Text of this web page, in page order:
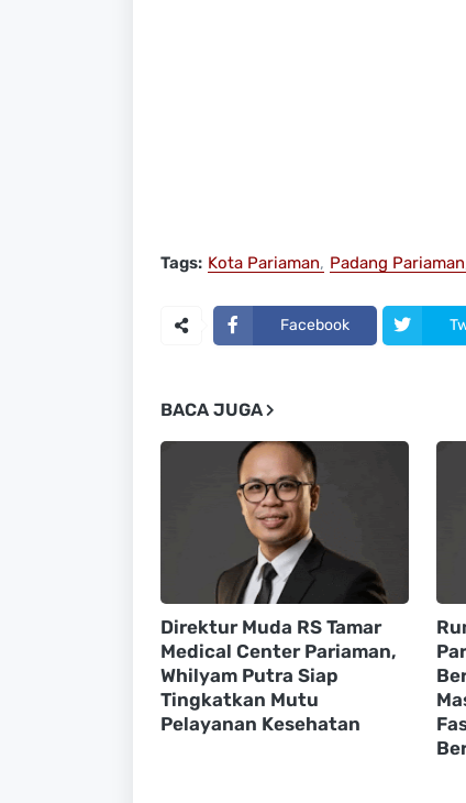
Tags: Kota Pariaman Padang Pariaman
Facebook
BACA JUGA
Direktur Muda RS Tamar
Medical Center Pariaman,
Whilyam Putra Siap
Tingkatkan Mutu
Pelayanan Kesehatan